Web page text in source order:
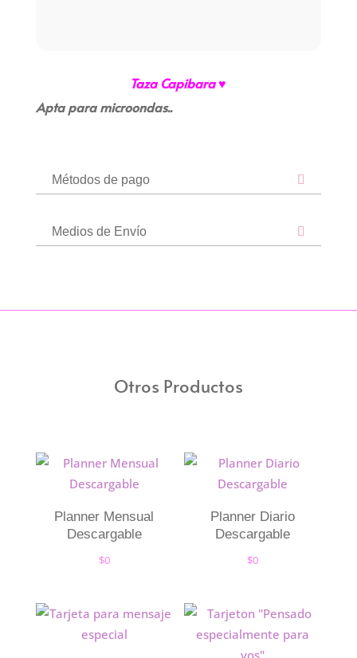
Taza Capibara ♥
Apta para microondas..
Métodos de pago
Medios de Envío
Otros Productos
Planner Mensual
Descargable
$0
Planner Diario
Descargable
$0